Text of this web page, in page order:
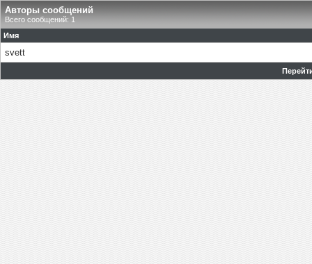
Авторы сообщений
Всего сообщений: 1
Имя
svett